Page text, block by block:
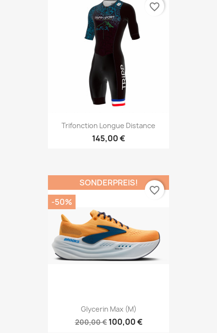
Trifonction Longue Distance
145,00 €
favorite_border
Glycerin Max (M)
200,00 € 100,00 €
SONDERPREIS!
-50%
favorite_border